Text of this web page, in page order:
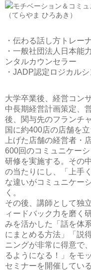
モチベーション＆コミ
（てらやま ひろあき）
・伝わる話し方トレー
・一般社団法人日本能
ンタルカウンセラー
・JADP認定ロジカル
大学卒業後、経営コン
中長期経営計画策定、
後、関与先のフランチ
国に約400店の店舗を
上げた店舗の経営者・
600回のコミュニケー
研修を実施する。その
の当たりにし、「上手
な違いがコミュニケー
く。
その後、講師として独
ィードバック力を磨く
みを活かした「話を体
にまとめる方法」「説
ニングが非常に得意で
るようになる！」をモ
セミナーを開催してい